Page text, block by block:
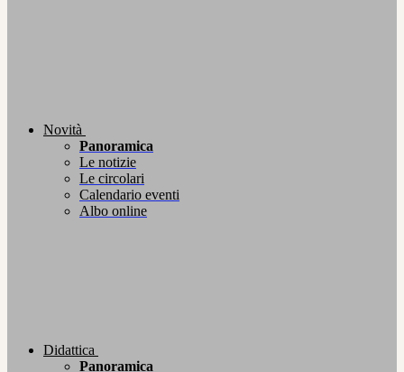
Novità
Panoramica
Le notizie
Le circolari
Calendario eventi
Albo online
Didattica
Panoramica